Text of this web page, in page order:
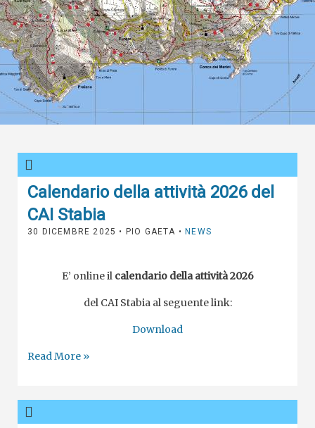
Calendario della attività 2026 del
CAI Stabia
30 DICEMBRE 2025 • PIO GAETA •NEWS
E’ online il calendario della attività 2026
del CAI Stabia al seguente link:
Download
Read More »